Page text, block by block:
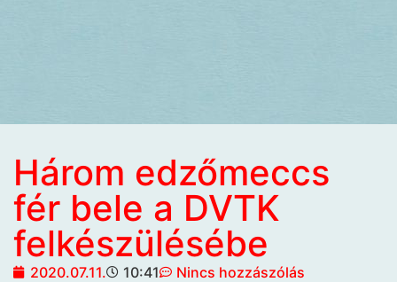
Három edzőmeccs
fér bele a DVTK
felkészülésébe
2020.07.11. 10:41 Nincs hozzászólás